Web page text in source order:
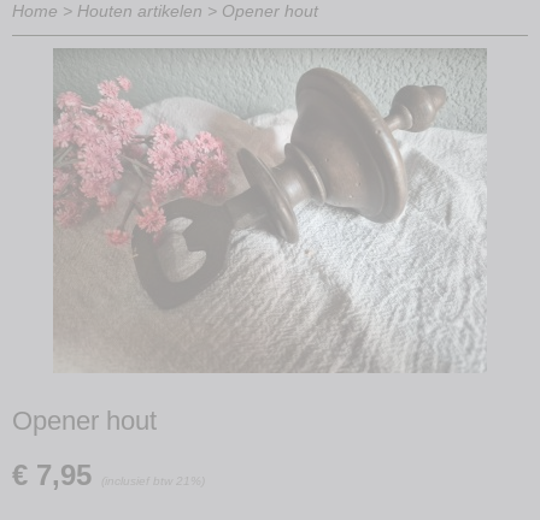
Home > Houten artikelen > Opener hout
Opener hout
€ 7,95 (inclusief btw 21%)